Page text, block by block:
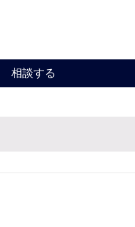
相談する